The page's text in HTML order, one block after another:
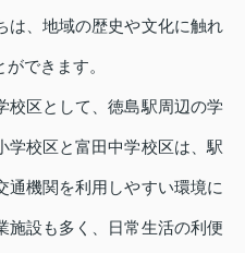
は、地域の歴史や文化に触れ
できます。
校区として、徳島駅周辺の学
学校区と富田中学校区は、駅
通機関を利用しやすい環境に
施設も多く、日常生活の利便